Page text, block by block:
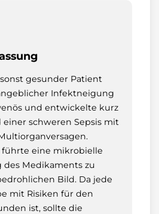
gesunder Patient
Infektneigung
und entwickelte kurz
einer schweren Sepsis mit
eine mikrobielle
Medikaments zu
Bild. Da jede
mit Risiken für den
ist, sollte die